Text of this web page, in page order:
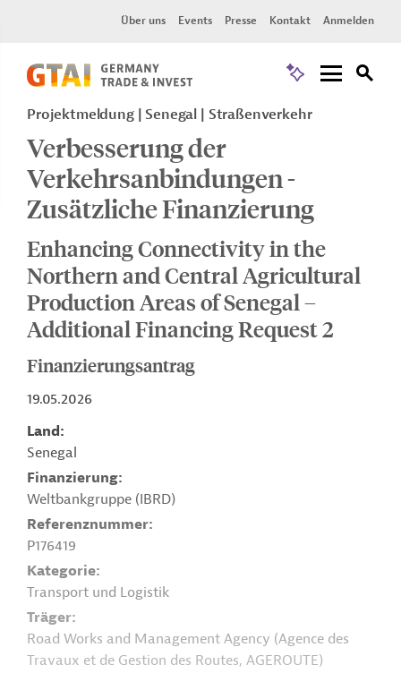
Über uns Events Presse Kontakt Anmelden
Projektmeldung Senegal Straßenverkehr
Verbesserung der
Verkehrsanbindungen -
Zusätzliche Finanzierung
Enhancing Connectivity in the
Northern and Central Agricultural
Production Areas of Senegal –
Additional Financing Request 2
Finanzierungsantrag
19.05.2026
Land
Senegal
Finanzierung
Weltbankgruppe (IBRD)
Referenznummer
P176419
Kategorie
Transport und Logistik
Träger
Road Works and Management Agency (Agence des
Travaux et de Gestion des Routes, AGEROUTE)